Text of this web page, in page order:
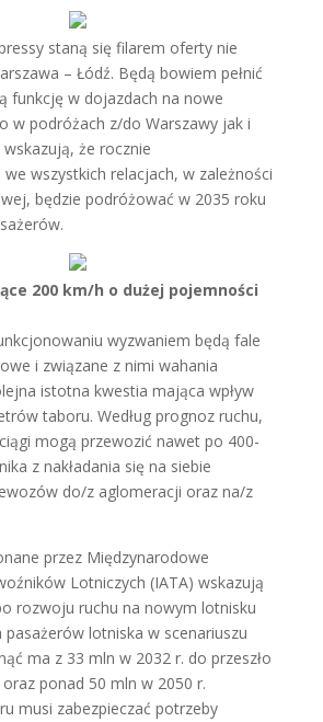
staną się filarem oferty nie
– Łódź. Będą bowiem pełnić
funkcję w dojazdach na nowe
w podróżach z/do Warszawy jak i
że rocznie
wszystkich relacjach, w zależności
będzie podróżować w 2035 roku
200 km/h o dużej pojemności
wyzwaniem będą fale
i związane z nimi wahania
istotna kwestia mająca wpływ
taboru. Według prognoz ruchu,
mogą przewozić nawet po 400-
z nakładania się na siebie
do/z aglomeracji oraz na/z
przez Międzynarodowe
Lotniczych (IATA) wskazują
rozwoju ruchu na nowym lotnisku
pasażerów lotniska w scenariuszu
ma z 33 mln w 2032 r. do przeszło
ponad 50 mln w 2050 r.
musi zabezpieczać potrzeby